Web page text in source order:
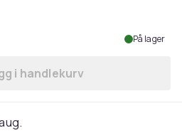
På lager
Legg Modellervoks
i handlekurv